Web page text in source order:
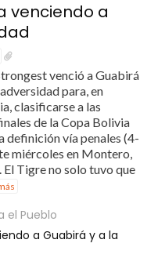
venciendo a
venció a Guabirá
para, en
clasificarse a las
de la Copa Bolivia
definición vía penales (4-
miércoles en Montero,
El Tigre no solo tuvo que
el Pueblo
a Guabirá y a la